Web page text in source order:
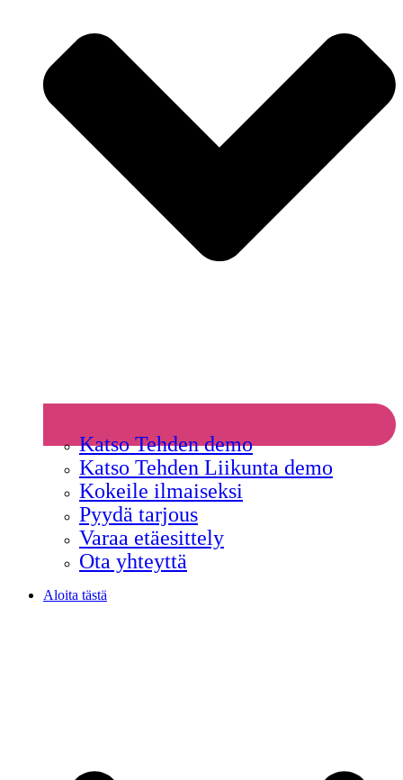
Katso Tehden demo
Katso Tehden Liikunta demo
Kokeile ilmaiseksi
Pyydä tarjous
Varaa etäesittely
Ota yhteyttä
Aloita tästä